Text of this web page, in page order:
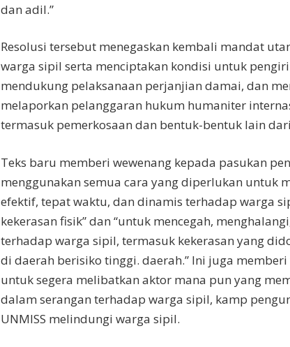
dan adil.”
Resolusi tersebut menegaskan kembali mandat
warga sipil serta menciptakan kondisi untuk
mendukung pelaksanaan perjanjian damai, dan
melaporkan pelanggaran hukum humaniter
termasuk pemerkosaan dan bentuk-bentuk lain
Teks baru memberi wewenang kepada pasukan
menggunakan semua cara yang diperlukan untuk
efektif, tepat waktu, dan dinamis terhadap warga
kekerasan fisik” dan “untuk mencegah,
terhadap warga sipil, termasuk kekerasan yang
di daerah berisiko tinggi. daerah.” Ini juga
untuk segera melibatkan aktor mana pun yang
dalam serangan terhadap warga sipil, kamp
UNMISS melindungi warga sipil.